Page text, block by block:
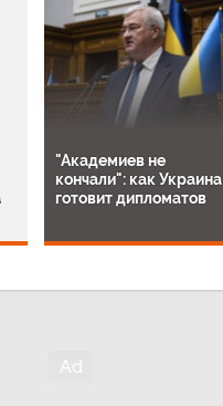
"Академиев не
кончали": как Украина
готовит дипломатов